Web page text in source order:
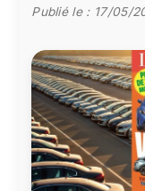
Publié le : 17/05/